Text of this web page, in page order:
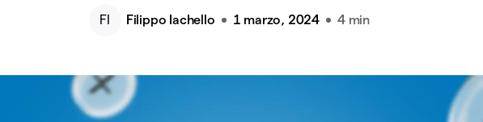
FI Filippo Iachello 1 marzo, 2024 4 min